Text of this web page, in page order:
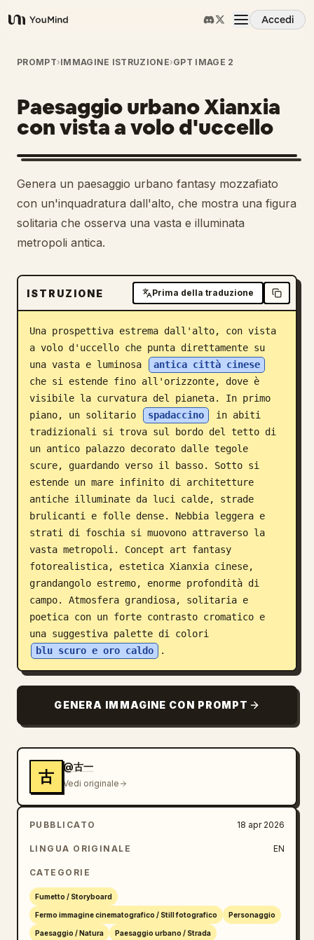
YouMind
Accedi
Panoramica
Casi d'uso
Abilità
Prompt
Prezzi
Scarica
Blog
Aggiornamenti
PROMPT›IMMAGINE ISTRUZIONE›GPT IMAGE 2
Paesaggio urbano Xianxia
con vista a volo d'uccello
Genera un paesaggio urbano fantasy mozzafiato
con un'inquadratura dall'alto, che mostra una figura
solitaria che osserva una vasta e illuminata
metropoli antica.
ISTRUZIONE Prima della traduzione
Una prospettiva estrema dall'alto, con vista
a volo d'uccello che punta direttamente su
una vasta e luminosa
antica città cinese
che si estende fino all'orizzonte, dove è
visibile la curvatura del pianeta. In primo
piano, un solitario
spadaccino
in abiti
tradizionali si trova sul bordo del tetto di
un antico palazzo decorato dalle tegole
scure, guardando verso il basso. Sotto si
estende un mare infinito di architetture
antiche illuminate da luci calde, strade
brulicanti e folle dense. Nebbia leggera e
strati di foschia si muovono attraverso la
vasta metropoli. Concept art fantasy
fotorealistica, estetica Xianxia cinese,
grandangolo estremo, enorme profondità di
campo. Atmosfera grandiosa, solitaria e
poetica con un forte contrasto cromatico e
una suggestiva palette di colori
blu scuro e oro caldo
.
GENERA IMMAGINE CON PROMPT
古
@古一
Vedi originale
PUBBLICATO 18 apr 2026
LINGUA ORIGINALE EN
CATEGORIE
Fumetto / Storyboard
Fermo immagine cinematografico / Still fotografico Personaggio
Paesaggio / Natura Paesaggio urbano / Strada